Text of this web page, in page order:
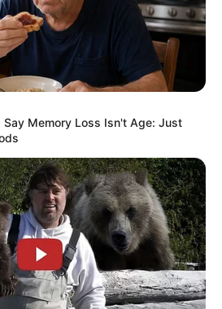
Memory Loss Isn't Age: Just